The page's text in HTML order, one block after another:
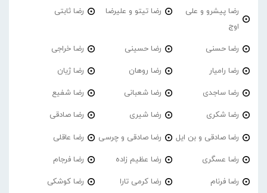
رضا پیشرو و علی
اوج
رضا تیتو و علیرضا رضا ثابتی
رضا حسنی رضا حسینی رضا خراجی
رضا رامیار رضا روهان رضا ژیان
رضا ساجدی رضا شعبانی رضا شفیع
رضا شکری رضا شیری رضا صادقی
رضا صادقی و بن ایل رضا صادقی و چرسی رضا عاقلی
رضا عسگری رضا عظیم زاده رضا فرجام
رضا فرنام رضا کرمی تارا رضا کوشکی